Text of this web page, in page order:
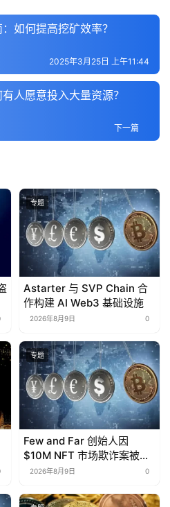
如何提高挖矿效率？
2025年3月25日 上午11:44
人愿意投入大量资源？
下一篇
专题
Astarter 与 SVP Chain 合
作构建 AI Web3 基础设施
2026年8月9日 0
专题
Few and Far 创始人因
$10M NFT 市场欺诈案被起
诉2026年8月9日 0